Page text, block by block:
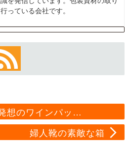
っている会社です。
想のワインパッ…
婦人靴の素敵な箱